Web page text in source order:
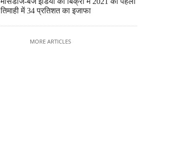
तिमाही में 34 प्रतिशत का इजाफा
MORE ARTICLES